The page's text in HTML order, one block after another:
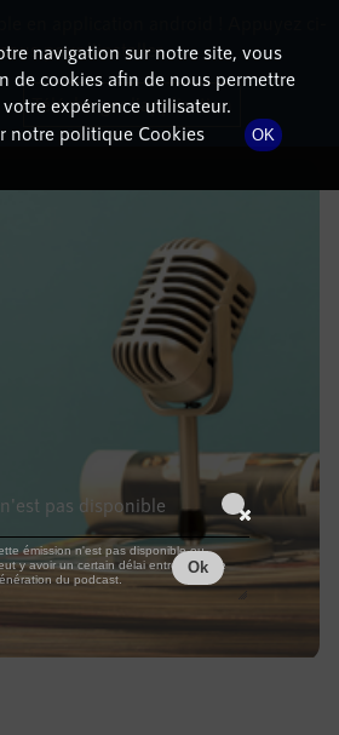
DE L'ÉPISODE
date
navigation sur notre site, vous
de cookies afin de nous permettre
votre expérience utilisateur.
notre politique Cookies
OK
pour l'installer.
Télécharger l'application
pas disponible
émission n'est pas disponible ou
y avoir un certain délai entre la fin de
du podcast.
Ok